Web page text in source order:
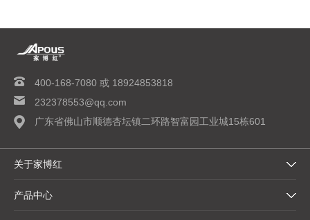
400-168-7080 或 18924853818
232378553@qq.com
广东省佛山市顺德杏坛镇二环路智富园工业城15栋601
关于家博红
产品中心